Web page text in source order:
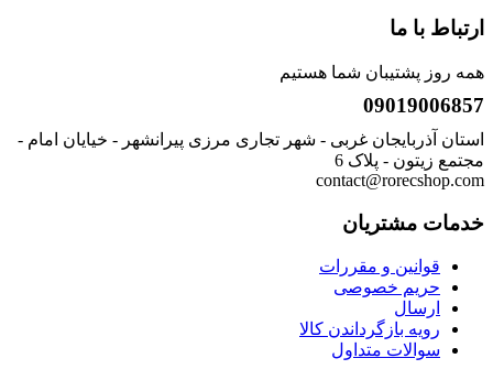
ارتباط با ما
همه روز پشتیبان شما هستیم
09019006857
استان آذربایجان غربی - شهر تجاری مرزی پیرانشهر - خیایان امام -
مجتمع زیتون - پلاک 6
contact@rorecshop.com
خدمات مشتریان
قوانین و مقررات
حریم خصوصی
ارسال
رویه بازگرداندن کالا
سوالات متداول